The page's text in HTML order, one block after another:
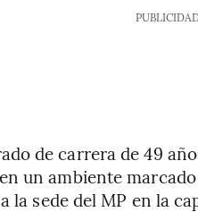
de carrera de 49
un ambiente
la sede del MP en la